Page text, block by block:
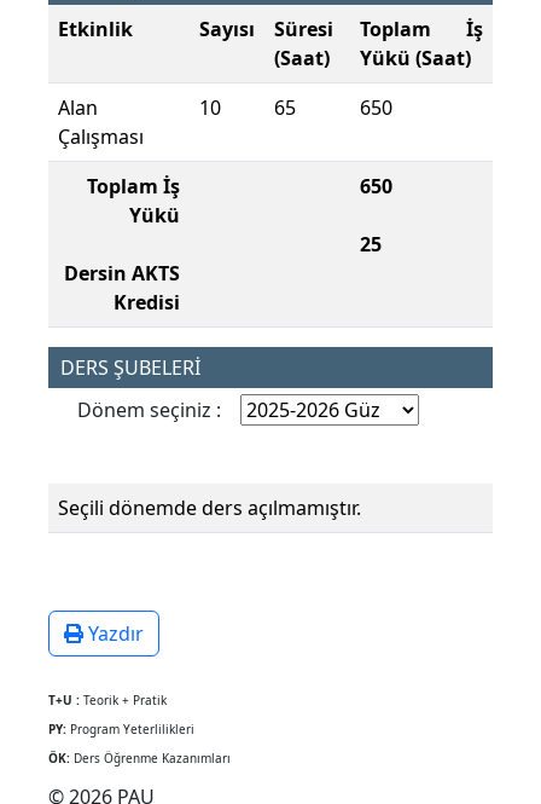
Etkinlik
Sayısı
Süresi
(Saat)
Toplam İş
Yükü (Saat)
Alan
Çalışması
10 65 650
Toplam İş
Yükü
Dersin AKTS
Kredisi
650
25
DERS ŞUBELERİ
Dönem seçiniz :
Seçili dönemde ders açılmamıştır.
Yazdır
T+U : Teorik + Pratik
PY: Program Yeterlilikleri
ÖK: Ders Öğrenme Kazanımları
© 2026 PAU